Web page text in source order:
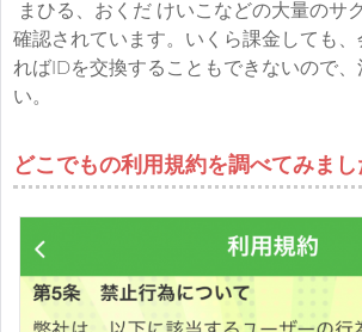
まひる、おくだ けいこなどの大量のサ
確認されています。いくら課金しても
ればIDを交換することもできないので、
い。
どこでもの利用規約を調べてみまし